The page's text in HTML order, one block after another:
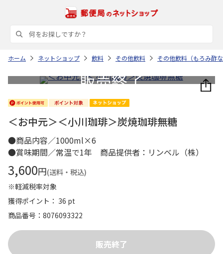
ホーム ネットショップ 飲料 その他飲料 その他飲料（もろみ酢
＜お中元＞＜小川珈琲＞炭焼珈琲無糖
●商品内容／1000ml×6
●賞味期間／常温で1年 商品提供者：リンベル（株）
3,600円(送料・税込)
※軽減税率対象
獲得ポイント： 36 pt
商品番号
8076093322